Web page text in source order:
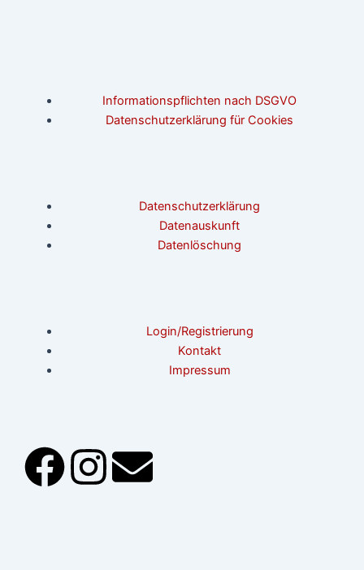
Informationspflichten nach DSGVO
Datenschutzerklärung für Cookies
Datenschutzerklärung
Datenauskunft
Datenlöschung
Login/Registrierung
Kontakt
Impressum
F I
E